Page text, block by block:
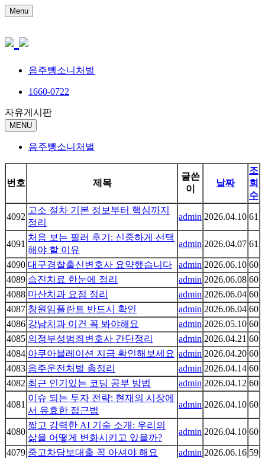
Menu
음주뺑소니처벌
1660-0722
자유게시판
MENU
음주뺑소니처벌
번호 제목
글쓴
이
날짜
조
회
수
4092
고소 절차 기본 정보부터 핵심까지
정리
admin 2026.04.10 61
4091
처음 보는 필러 후기: 신중하게 선택
해야 할 이유
admin 2026.04.07 61
4090 대구경찰출신변호사 요약했습니다 admin 2026.06.10 60
4089 습진치료 한눈에 정리 admin 2026.06.08 60
4088 마산치과 요점 정리 admin 2026.06.04 60
4087 창원임플란트 반드시 확인 admin 2026.06.04 60
4086 강남치과 이건 꼭 봐야해요 admin 2026.05.10 60
4085 의정부성범죄변호사 간단정리 admin 2026.04.21 60
4084 아쿠아블레이션 지금 확인해보세요 admin 2026.04.20 60
4083 음주운전처벌 총정리 admin 2026.04.14 60
4082 최근 인기있는 코딩 공부 방법 admin 2026.04.12 60
4081
이슈 되는 투자 전략: 현재의 시장에
서 유효한 접근법
admin 2026.04.10 60
4080
짧고 강력한 AI 기술 소개: 우리의
삶을 어떻게 변화시키고 있을까?
admin 2026.04.10 60
4079 중고차담보대출 꼭 아셔야 해요 admin 2026.06.16 59